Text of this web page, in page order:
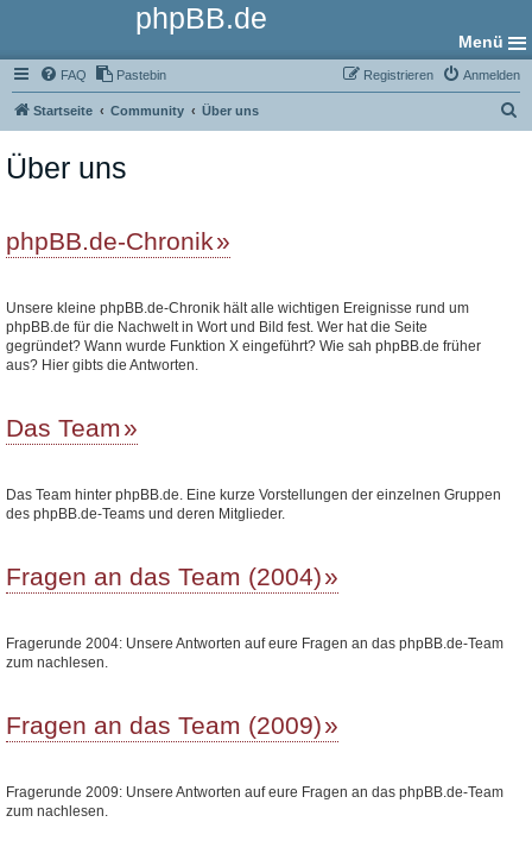
phpBB.de
Menü
FAQ Pastebin Anmelden
Registrieren
Startseite Community Über uns
Über uns
phpBB.de-Chronik
Unsere kleine phpBB.de-Chronik hält alle wichtigen Ereignisse rund um
phpBB.de für die Nachwelt in Wort und Bild fest. Wer hat die Seite
gegründet? Wann wurde Funktion X eingeführt? Wie sah phpBB.de früher
aus? Hier gibts die Antworten.
Das Team
Das Team hinter phpBB.de. Eine kurze Vorstellungen der einzelnen Gruppen
des phpBB.de-Teams und deren Mitglieder.
Fragen an das Team (2004)
Fragerunde 2004: Unsere Antworten auf eure Fragen an das phpBB.de-Team
zum nachlesen.
Fragen an das Team (2009)
Fragerunde 2009: Unsere Antworten auf eure Fragen an das phpBB.de-Team
zum nachlesen.